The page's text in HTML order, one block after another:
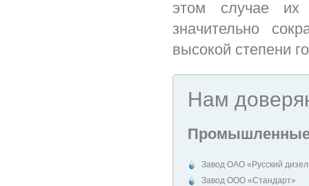
этом случае их
значительно
высокой степени
Нам
Промышленные
Завод ОАО «Русский
Завод ООО «Стандарт»